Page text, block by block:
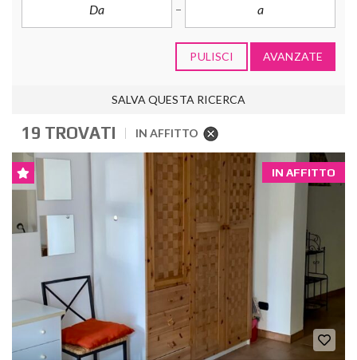
PULISCI AVANZATE
SALVA QUESTA RICERCA
19 TROVATI IN AFFITTO
IN AFFITTO